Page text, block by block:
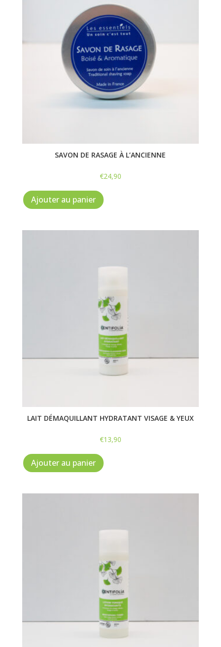
SAVON DE RASAGE À L’ANCIENNE
€24,90
Ajouter au panier
LAIT DÉMAQUILLANT HYDRATANT VISAGE & YEUX
€13,90
Ajouter au panier